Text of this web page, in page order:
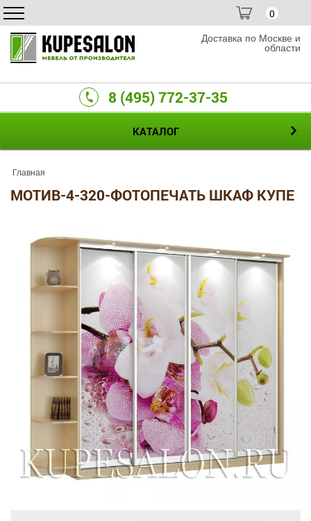
0
Доставка по Москве и
области
8 (495) 772-37-35
КАТАЛОГ
Главная
МОТИВ-4-320-ФОТОПЕЧАТЬ ШКАФ КУПЕ